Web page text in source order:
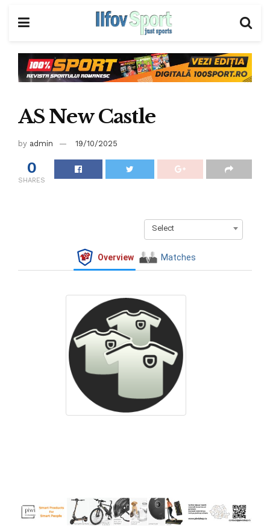
AS New Castle
by admin 19/10/2025
0
SHARES
Select
Overview Matches